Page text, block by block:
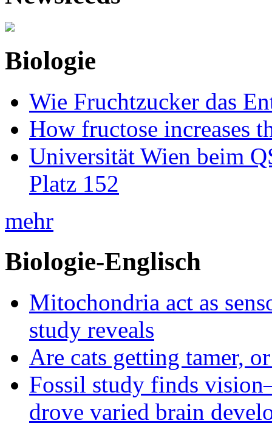
Biologie
Wie Fruchtzucker das
How fructose increases
Universität Wien beim
Platz 152
mehr
Biologie-Englisch
Mitochondria act as
study reveals
Are cats getting tamer,
Fossil study finds
drove varied brain